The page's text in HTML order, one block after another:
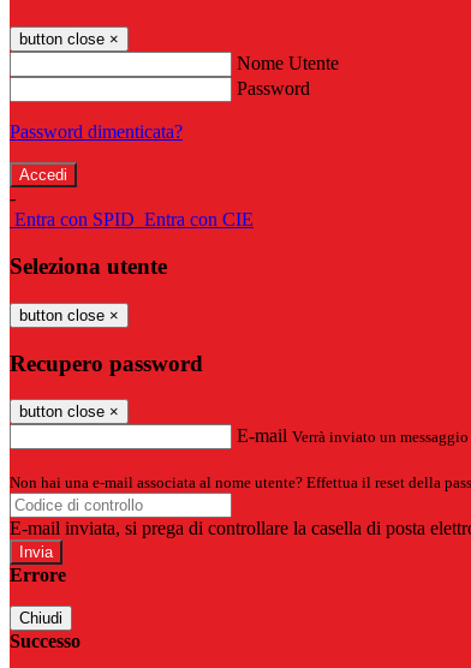
button close ×
Nome Utente
Password
Password dimenticata?
-
Entra con SPID Entra con CIE
Seleziona utente
button close ×
Recupero password
button close ×
E-mail Verrà inviato un
Non hai una e-mail associata al nome utente? Effettua il reset della
E-mail inviata, si prega di controllare la casella di posta
Errore
Chiudi
Successo